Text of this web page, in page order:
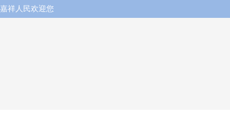
嘉祥人民欢迎您